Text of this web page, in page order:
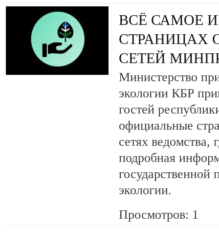
ВСЁ САМОЕ
СТРАНИЦАХ
СЕТЕЙ
Министерство
экологии КБР
гостей
официальные
сетях ведомства,
подробная
государственной
экологии.
Просмотров: 1